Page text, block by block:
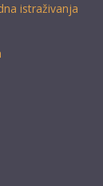
istraživanja